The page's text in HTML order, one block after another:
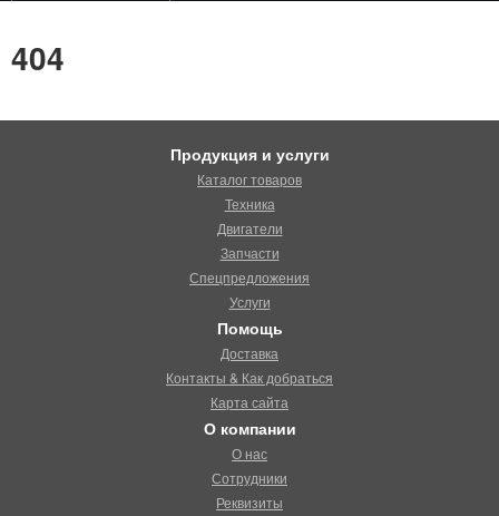
404
Продукция и услуги
Каталог товаров
Техника
Двигатели
Запчасти
Спецпредложения
Услуги
Помощь
Доставка
Контакты & Как добраться
Карта сайта
О компании
О нас
Сотрудники
Реквизиты